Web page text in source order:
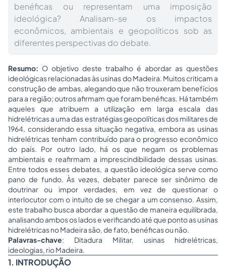
benéficas ou representam uma imposição
ideológica? Analisam-se os impactos
econômicos, ambientais e geopolíticos sob as
diferentes perspectivas do debate.
Resumo: O objetivo deste trabalho é abordar as questões
ideológicas relacionadas às usinas do Madeira. Muitos criticam a
construção de ambas, alegando que não trouxeram benefícios
para a região; outros afirmam que foram benéficas. Há também
aqueles que atribuem a utilização em larga escala das
hidrelétricas a uma das estratégias geopolíticas dos militares de
1964, considerando essa situação negativa, embora as usinas
hidrelétricas tenham contribuído para o progresso econômico
do país. Por outro lado, há os que negam os problemas
ambientais e reafirmam a imprescindibilidade dessas usinas.
Entre todos esses debates, a questão ideológica serve como
pano de fundo. Às vezes, debater parece ser sinônimo de
doutrinar ou impor verdades, em vez de questionar o
interlocutor com o intuito de se chegar a um consenso. Assim,
este trabalho busca abordar a questão de maneira equilibrada,
analisando ambos os lados e verificando até que ponto as usinas
hidrelétricas no Madeira são, de fato, benéficas ou não.
Palavras-chave: Ditadura Militar, usinas hidrelétricas,
ideologias, rio Madeira.
1. INTRODUÇÃO